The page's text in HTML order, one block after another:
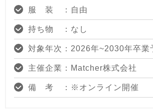
服 装 ：自由
持ち物 ：なし
対象年次：2026年~2030年卒業
主催企業：Matcher株式会社
備 考 ：※オンライン開催